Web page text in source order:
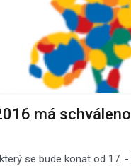
má
se bude konat od 17. -